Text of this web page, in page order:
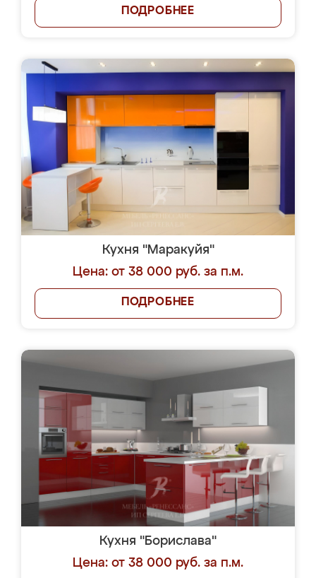
ПОДРОБНЕЕ
Кухня "Маракуйя"
Цена: от 38 000 руб. за п.м.
ПОДРОБНЕЕ
Кухня "Борислава"
Цена: от 38 000 руб. за п.м.